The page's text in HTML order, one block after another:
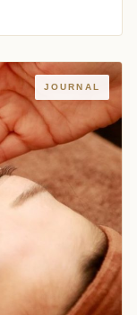
JOURNAL